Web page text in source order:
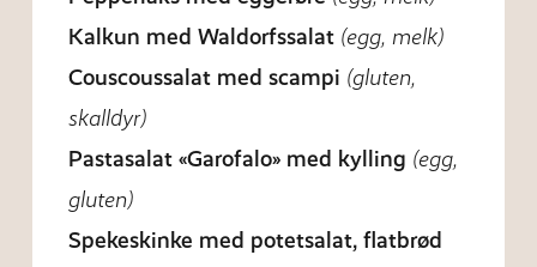
Kalkun med Waldorfssalat (egg, melk)
Couscoussalat med scampi (gluten,
skalldyr)
Pastasalat «Garofalo» med kylling (egg,
gluten)
Spekeskinke med potetsalat, flatbrød